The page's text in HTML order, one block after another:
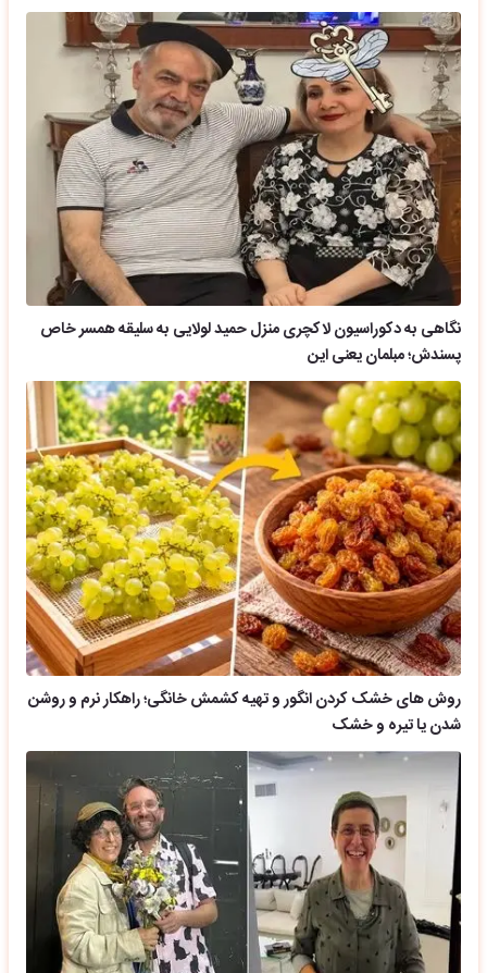
نگاهی به دکوراسیون لاکچری منزل حمید لولایی به سلیقه همسر خاص
پسندش؛ مبلمان یعنی این
روش های خشک کردن انگور و تهیه کشمش خانگی؛ راهکار نرم و روشن
شدن یا تیره و خشک